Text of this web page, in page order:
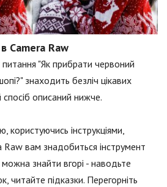
Camera Raw
"Як прибрати червоний
знаходить безліч цікавих
описаний нижче.
користуючись інструкціями,
вам знадобиться інструмент
знайти вгорі - наводьте
читайте підказки. Перегорніть